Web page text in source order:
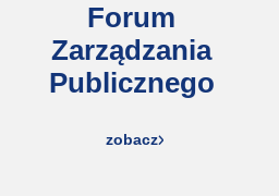
Forum
Zarządzania
Publicznego
zobacz